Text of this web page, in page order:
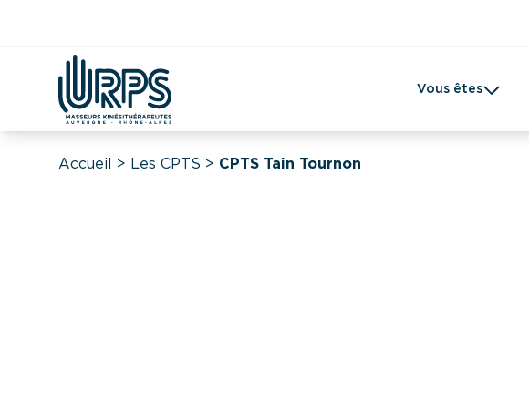
Vous êtes
Covid DAC CPTS Démographie
Accueil > Les CPTS > CPTS Tain Tournon